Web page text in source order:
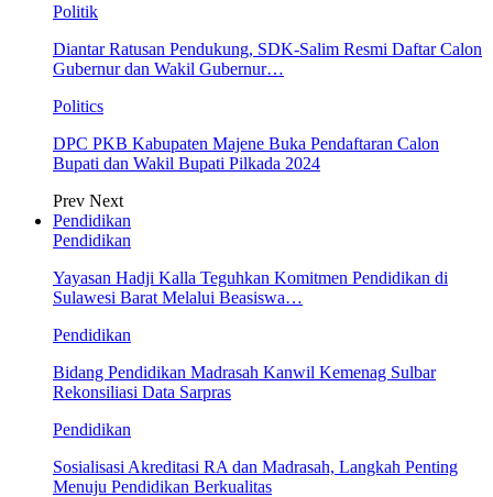
Politik
Diantar Ratusan Pendukung, SDK-Salim Resmi Daftar Calon
Gubernur dan Wakil Gubernur…
Politics
DPC PKB Kabupaten Majene Buka Pendaftaran Calon
Bupati dan Wakil Bupati Pilkada 2024
Prev Next
Pendidikan
Pendidikan
Yayasan Hadji Kalla Teguhkan Komitmen Pendidikan di
Sulawesi Barat Melalui Beasiswa…
Pendidikan
Bidang Pendidikan Madrasah Kanwil Kemenag Sulbar
Rekonsiliasi Data Sarpras
Pendidikan
Sosialisasi Akreditasi RA dan Madrasah, Langkah Penting
Menuju Pendidikan Berkualitas